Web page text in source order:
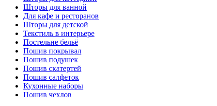
Шторы для ванной
Для кафе и ресторанов
Шторы для детской
Текстиль в интерьере
Постельне бельё
Пошив покрывал
Пошив подушек
Пошив скатертей
Пошив салфеток
Кухонные наборы
Пошив чехлов